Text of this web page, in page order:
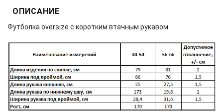
ОПИСАНИЕ
Футболка oversize с коротким втачным рукавом.